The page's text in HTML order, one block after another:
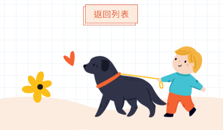
返回列表